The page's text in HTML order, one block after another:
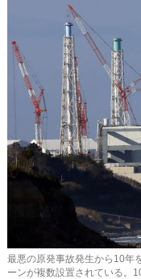
最悪の原発事故発生から10年
ーンが複数設置されている。